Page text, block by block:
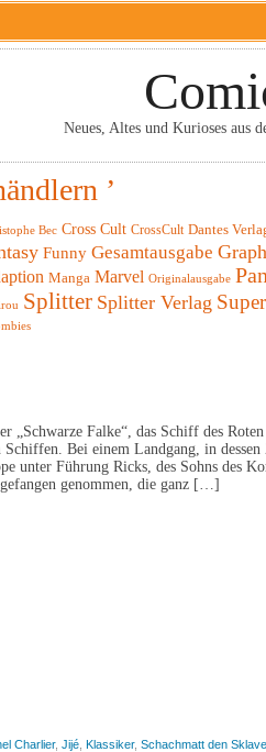
Neues, Altes und Kurioses aus
’
Bec Cross Cult CrossCult Dantes
Funny Gesamtausgabe
Manga Marvel Originalausgabe
Splitter Splitter Verlag
Falke“, das Schiff des
Bei einem Landgang, in
unter Führung Ricks, des Sohns des
genommen, die ganz […]
Charlier, Jijé Klassiker, Schachmatt den